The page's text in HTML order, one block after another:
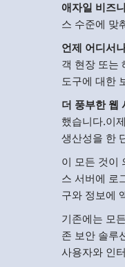
애자일 비즈
스 수준에 맞
언제 어디서
객 현장 또는
도구에 대한
더 풍부한 웹
했습니다.이
생산성을 한
이 모든 것이
스 서버에 로
구와 정보에
기존에는 모
존 보안 솔루
사용자와 인